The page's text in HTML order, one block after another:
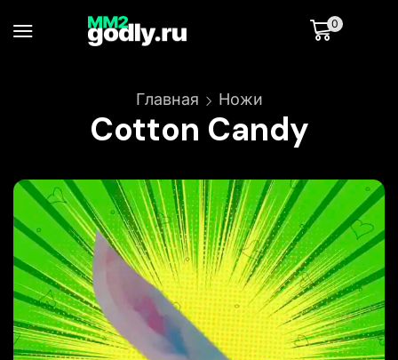
0
Главная Ножи
Cotton Candy